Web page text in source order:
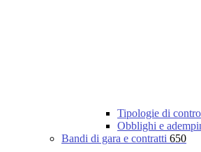
Tipologie di
Obblighi e
Bandi di gara e contratti 650